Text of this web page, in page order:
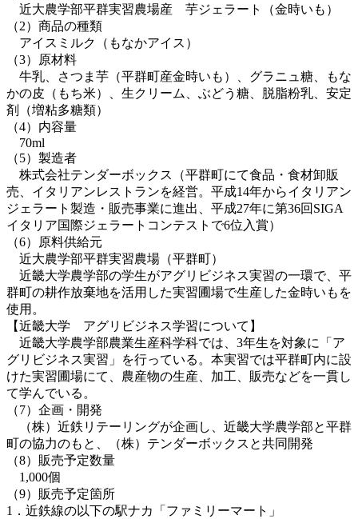
近大農学部平群実習農場産 芋ジェラート（金時いも）
（2）商品の種類
アイスミルク（もなかアイス）
（3）原材料
牛乳、さつま芋（平群町産金時いも）、グラニュ糖、もな
かの皮（もち米）、生クリーム、ぶどう糖、脱脂粉乳、安定
剤（増粘多糖類）
（4）内容量
70ml
（5）製造者
株式会社テンダーボックス（平群町にて食品・食材卸販
売、イタリアンレストランを経営。平成14年からイタリアン
ジェラート製造・販売事業に進出、平成27年に第36回SIGA
イタリア国際ジェラートコンテストで6位入賞）
（6）原料供給元
近大農学部平群実習農場（平群町）
近畿大学農学部の学生がアグリビジネス実習の一環で、平
群町の耕作放棄地を活用した実習圃場で生産した金時いもを
使用。
【近畿大学 アグリビジネス学習について】
近畿大学農学部農業生産科学科では、3年生を対象に「ア
グリビジネス実習」を行っている。本実習では平群町内に設
けた実習圃場にて、農産物の生産、加工、販売などを一貫し
て学んでいる。
（7）企画・開発
（株）近鉄リテーリングが企画し、近畿大学農学部と平群
町の協力のもと、（株）テンダーボックスと共同開発
（8）販売予定数量
1,000個
（9）販売予定箇所
1．近鉄線の以下の駅ナカ「ファミリーマート」